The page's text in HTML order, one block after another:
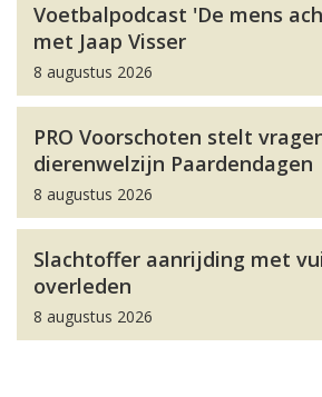
Voetbalpodcast 'De mens
met Jaap Visser
8 augustus 2026
PRO Voorschoten stelt
dierenwelzijn Paardendagen
8 augustus 2026
Slachtoffer aanrijding met
overleden
8 augustus 2026